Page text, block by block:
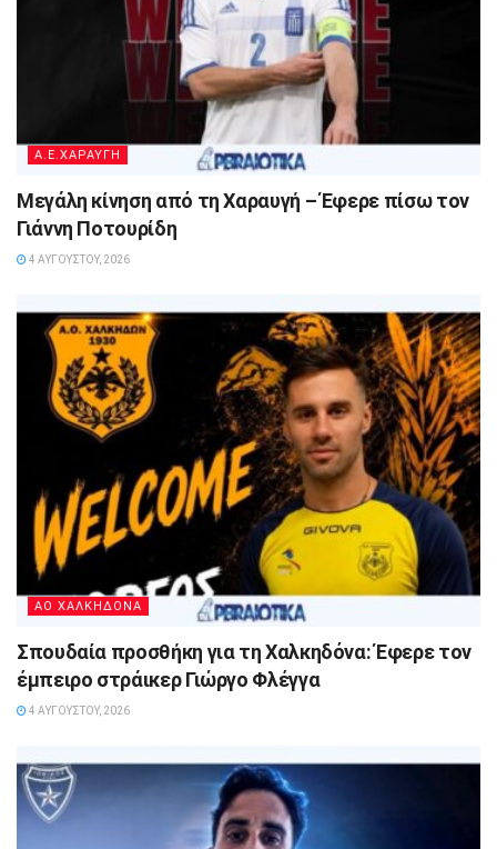
A.E.ΧΑΡΑΥΓΗ
Μεγάλη κίνηση από τη Χαραυγή – Έφερε πίσω τον
Γιάννη Ποτουρίδη
4 ΑΥΓΟΎΣΤΟΥ, 2026
ΑΟ ΧΑΛΚΗΔΟΝΑ
Σπουδαία προσθήκη για τη Χαλκηδόνα: Έφερε τον
έμπειρο στράικερ Γιώργο Φλέγγα
4 ΑΥΓΟΎΣΤΟΥ, 2026